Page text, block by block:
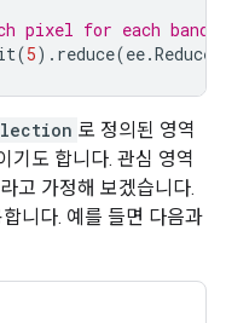
pixel for each
(5). reduce(ee.Reducer
로 정의된 영역
기도 합니다. 관심 영역
고 가정해 보겠습니다.
니다. 예를 들면 다음과